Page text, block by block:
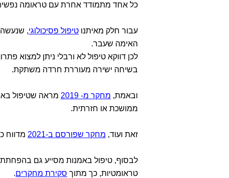
כל אחד מתמודד אחרת עם טראומה
עבור חלק מאיתנו טיפול פסיכולוגי, שנעשה
האימה שעבר.
לכן דווקא טיפול לא ורבלי ניתן למצוא
בשיחה ישירה מעוררת חרדה משתקת.
ובאמת, מחקר מ- 2019
מראה שטיפול
ממושכת או חזרתית.
זאת ועוד, מחקר שפורסם ב-2021 מדווח
לבסוף, טיפול באמנות מסייע גם בהפחתת
טראומטיות, כך מתוך סקירת מחקרים.